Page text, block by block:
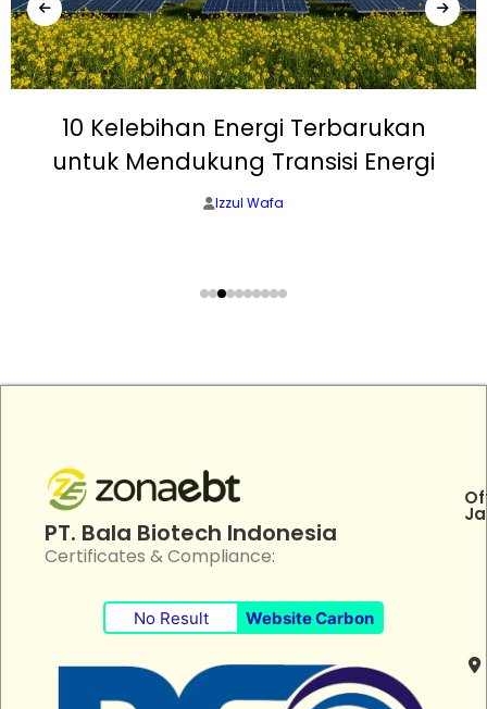
10 Kelebihan Energi Terbarukan
untuk Mendukung Transisi Energi
Izzul Wafa
PT. Bala Biotech Indonesia
Certificates & Compliance:
No Result Website Carbon